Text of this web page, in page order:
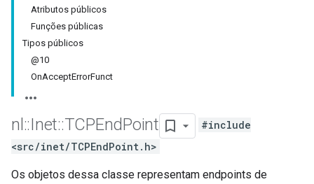
Atributos públicos
Funções públicas
Tipos públicos
@10
OnAcceptErrorFunct
nl ::Inet::TCPEndPoint
#include
<src/inet/TCPEndPoint.h>
Os objetos dessa classe representam endpoints de